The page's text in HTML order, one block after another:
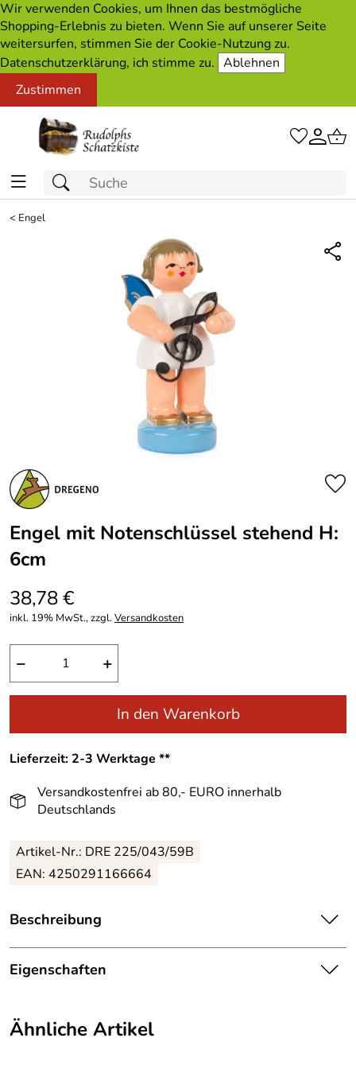
Wir verwenden Cookies, um Ihnen das bestmögliche
Shopping-Erlebnis zu bieten. Wenn Sie auf unserer Seite
weitersurfen, stimmen Sie der Cookie-Nutzung zu.
Datenschutzerklärung, ich stimme zu. Ablehnen
Zustimmen
< Engel
Engel mit Notenschlüssel stehend H:
6cm
38,78 €
inkl. 19% MwSt., zzgl.Versandkosten
− +
In den Warenkorb
Lieferzeit: 2-3 Werktage **
Versandkostenfrei ab 80,- EURO innerhalb
Deutschlands
Artikel-Nr.: DRE 225/043/59B
EAN: 4250291166664
Beschreibung
Himmlischer, handgefertigter Engel mit Notenschlüssel –
Höhe ca. 6 cm
den ersten Blick mit seiner filigranen Handarbeit und
stimmungsvollen Ausstrahlung. Das liebevoll gestaltete
Eigenschaften
Hersteller:
Großhandel Dregeno
Ähnliche Artikel